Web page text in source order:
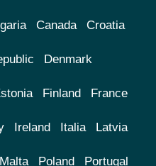
Canada Croatia
Denmark
Finland France
Ireland Italia Latvia
Malta Poland Portugal